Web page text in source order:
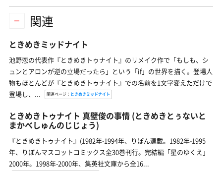
関連
ときめきミッドナイト
池野恋の代表作『ときめきトゥナイト』のリメイク作で「もしも、シ
ュンとアロンが逆の立場だったら」という「if」の世界を描く。登場人
物もほとんどが『ときめきトゥナイト』での名前を1文字変えただけで
登場し、...
関連ページ： ときめきミッドナイト
ときめきトゥナイト 真壁俊の事情 (ときめきとぅないと
まかべしゅんのじじょう)
『ときめきトゥナイト』(1982年-1994年、りぼん連載。1982年-1995
年、りぼんマスコットコミックス全30巻刊行。完結編「星のゆくえ」
2000年。1998年-2000年、集英社文庫から全16...